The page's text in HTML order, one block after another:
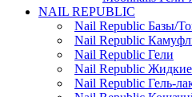
NAIL REPUBLIC
Nail Republic Базы/
Nail Republic
Nail Republic Гели
Nail Republic
Nail Republic Гель-